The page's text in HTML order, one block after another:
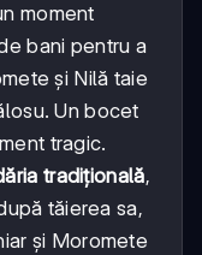
moment
bani pentru a
și Nilă taie
Un bocet
tragic.
tradițională,
tăierea sa,
și Moromete